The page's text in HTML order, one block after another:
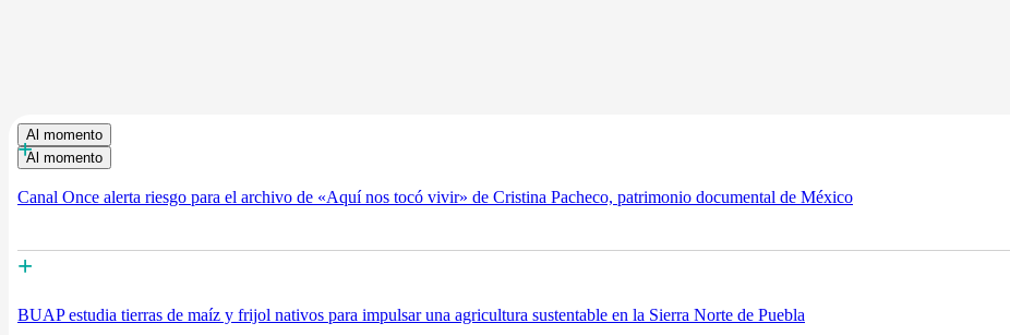
Al momento
Al momento
+
Canal Once alerta riesgo para el archivo de «Aquí nos tocó vivir» de Cristina Pacheco, patrimonio documental de México
+
BUAP estudia tierras de maíz y frijol nativos para impulsar una agricultura sustentable en la Sierra Norte de Puebla